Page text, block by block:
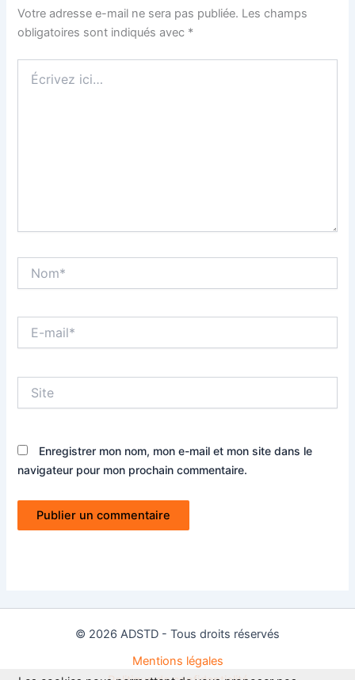
Votre adresse e-mail ne sera pas publiée. Les champs
obligatoires sont indiqués avec *
ici…
mail*
Enregistrer mon nom, mon e-mail et mon site dans le
navigateur pour mon prochain commentaire.
© 2026 ADSTD - Tous droits réservés
Mentions légales